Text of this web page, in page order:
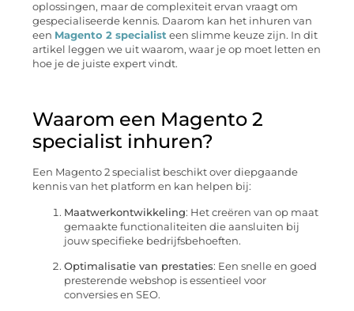
oplossingen, maar de complexiteit ervan vraagt om
gespecialiseerde kennis. Daarom kan het inhuren van
een Magento 2 specialist een slimme keuze zijn. In dit
artikel leggen we uit waarom, waar je op moet letten en
hoe je de juiste expert vindt.
Waarom een Magento 2
specialist inhuren?
Een Magento 2 specialist beschikt over diepgaande
kennis van het platform en kan helpen bij:
Maatwerkontwikkeling: Het creëren van op maat
gemaakte functionaliteiten die aansluiten bij
jouw specifieke bedrijfsbehoeften.
Optimalisatie van prestaties: Een snelle en goed
presterende webshop is essentieel voor
conversies en SEO.